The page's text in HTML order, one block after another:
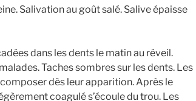
Salivation au goût salé. Salive épaisse
dans les dents le matin au réveil.
Taches sombres sur les dents. Les
dès leur apparition. Après le
coagulé s’écoule du trou. Les